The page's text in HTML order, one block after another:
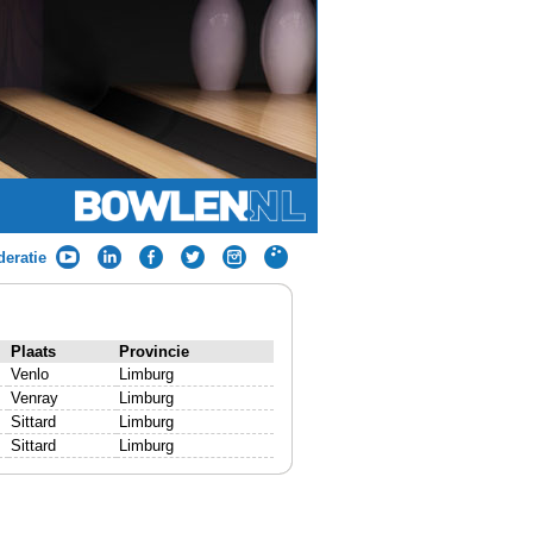
Plaats
Provincie
Venlo
Limburg
Venray
Limburg
Sittard
Limburg
Sittard Limburg